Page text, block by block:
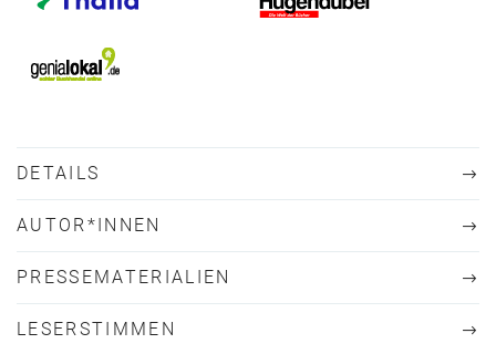
DETAILS
AUTOR*INNEN
PRESSEMATERIALIEN
LESERSTIMMEN